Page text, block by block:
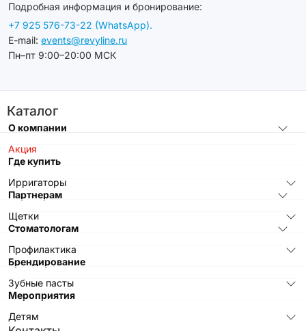
Каталог
Акция
Ирригаторы
Щетки
Профилактика
Зубные пасты
Детям
Подробная информация и бронирование:
+7 925 576-73-22 (WhatsApp).
E-mail: events@revyline.ru
Пн–пт 9:00–20:00 МСК
О компании
Где купить
Партнерам
Стоматологам
Брендирование
Мероприятия